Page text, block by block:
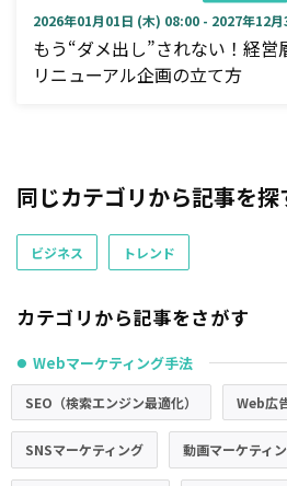
2026年01月01日 (木) 08:00 - 2027年12
もう“ダメ出し”されない！経営
リニューアル企画の立て方
同じカテゴリから記事を探
ビジネス トレンド
カテゴリから記事をさがす
● Webマーケティング手法
SEO（検索エンジン最適化） Web広
SNSマーケティング 動画マーケティ